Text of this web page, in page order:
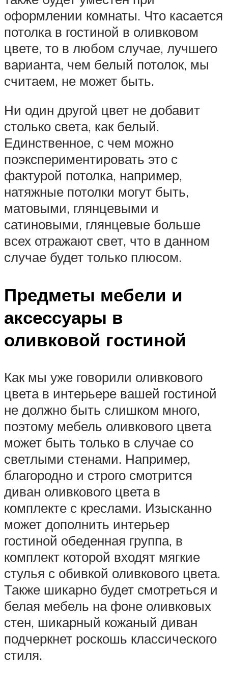
оформлении комнаты. Что касается
потолка в гостиной в оливковом
цвете, то в любом случае, лучшего
варианта, чем белый потолок, мы
считаем, не может быть.
Ни один другой цвет не добавит
столько света, как белый.
Единственное, с чем можно
поэкспериментировать это с
фактурой потолка, например,
натяжные потолки могут быть,
матовыми, глянцевыми и
сатиновыми, глянцевые больше
всех отражают свет, что в данном
случае будет только плюсом.
Предметы мебели и
аксессуары в
оливковой гостиной
Как мы уже говорили оливкового
цвета в интерьере вашей гостиной
не должно быть слишком много,
поэтому мебель оливкового цвета
может быть только в случае со
светлыми стенами. Например,
благородно и строго смотрится
диван оливкового цвета в
комплекте с креслами. Изысканно
может дополнить интерьер
гостиной обеденная группа, в
комплект которой входят мягкие
стулья с обивкой оливкового цвета.
Также шикарно будет смотреться и
белая мебель на фоне оливковых
стен, шикарный кожаный диван
подчеркнет роскошь классического
стиля.